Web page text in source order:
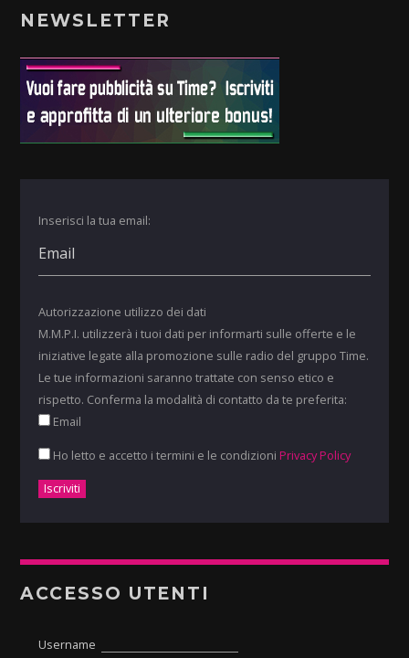
NEWSLETTER
Inserisci la tua email:
Autorizzazione utilizzo dei dati
M.M.P.I. utilizzerà i tuoi dati per informarti sulle offerte e le
iniziative legate alla promozione sulle radio del gruppo Time.
Le tue informazioni saranno trattate con senso etico e
rispetto. Conferma la modalità di contatto da te preferita:
Email
Ho letto e accetto i termini e le condizioni Privacy Policy
ACCESSO UTENTI
Username